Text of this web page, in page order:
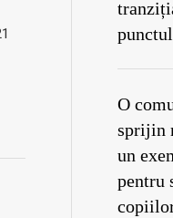
O
sprijin
un
pentru